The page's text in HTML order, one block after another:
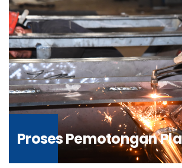
Proses Pemotongan